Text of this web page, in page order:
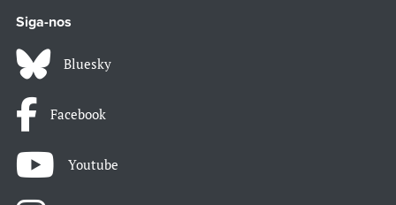
Siga-nos
Bluesky
Facebook
Youtube